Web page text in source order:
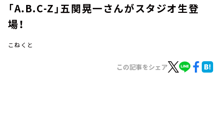
「A.B.C-Z」五関晃一さんがスタジオ生登
場！
こねくと
この記事をシェア